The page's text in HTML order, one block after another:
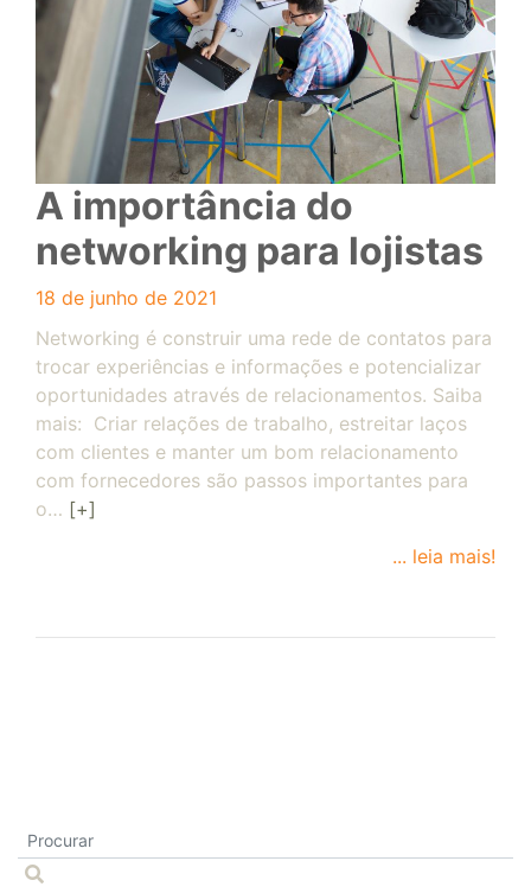
A importância do
networking para lojistas
18 de junho de 2021
Networking é construir uma rede de contatos para
trocar experiências e informações e potencializar
oportunidades através de relacionamentos. Saiba
mais: Criar relações de trabalho, estreitar laços
com clientes e manter um bom relacionamento
com fornecedores são passos importantes para
o… [+]
... leia mais!